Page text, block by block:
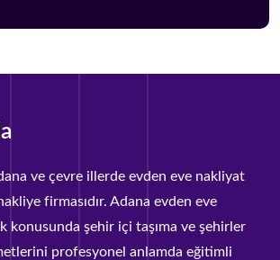
ve çevre illerde evden eve nakliyat
firmasıdır. Adana evden eve
konusunda şehir içi taşıma ve şehirler
profesyonel anlamda eğitimli